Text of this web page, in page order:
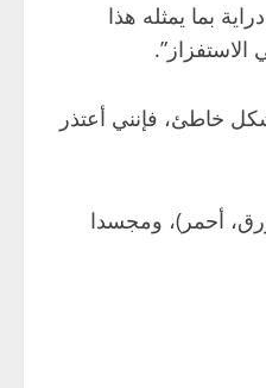
بما يمثله هذا
خاطئ، فإنني أعتذر
أحمر)، ومجسدا